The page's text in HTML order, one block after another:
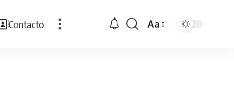
Contacto
Cambiar
Aa